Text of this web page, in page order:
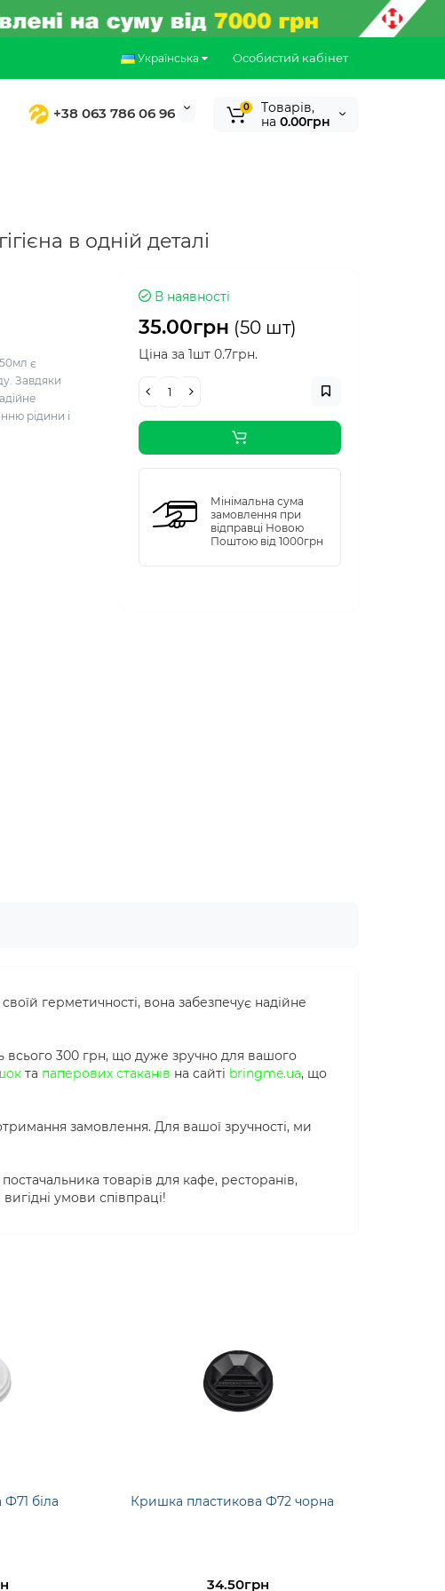
Особистий кабінет
Українська
+38 063 786 06 96 0
Tоварів,
на 0.00грн
в одній деталі
є
Завдяки
рідини і
В наявності
35.00грн (50 шт)
Ціна за 1шт 0.7грн.
Мінімальна сума
замовлення при
відправці Новою
Поштою від 1000грн
герметичності, вона забезпечує надійне
всього 300 грн, що дуже зручно для вашого
та паперових стаканів на сайті bringme.ua, що
замовлення. Для вашої зручності, ми
товарів для кафе, ресторанів,
умови співпраці!
біла Кришка пластикова Ф72 чорна
34.50грн